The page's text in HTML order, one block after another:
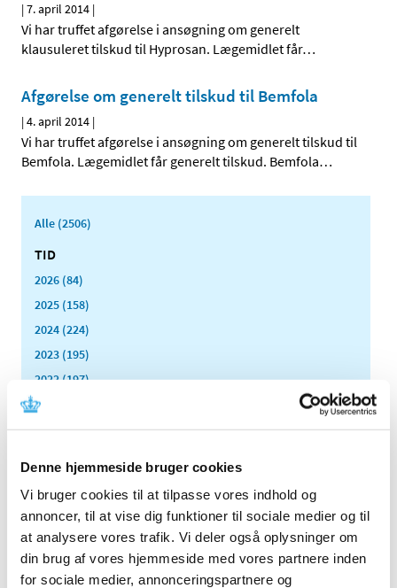
Denne hjemmeside bruger cookies
Vi bruger cookies til at tilpasse vores indhold og
annoncer, til at vise dig funktioner til sociale medier og til
at analysere vores trafik. Vi deler også oplysninger om
din brug af vores hjemmeside med vores partnere inden
for sociale medier, annonceringspartnere og
|7. april 2014 |
Vi har truffet afgørelse i ansøgning om generelt
klausuleret tilskud til Hyprosan. Lægemidlet får…
Afgørelse om generelt tilskud til Bemfola
|4. april 2014 |
Vi har truffet afgørelse i ansøgning om generelt tilskud til
Bemfola. Lægemidlet får generelt tilskud. Bemfola…
Alle (2506)
TID
2026 (84)
2025 (158)
2024 (224)
2023 (195)
2022 (197)
2021 (516)
2020 (263)
2018 (150)
2017 (167)
2016 (167)
2015 (33)
2014 (44)